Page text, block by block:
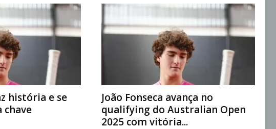
história e se
chave
João Fonseca avança no
qualifying do Australian Open
2025 com vitória...